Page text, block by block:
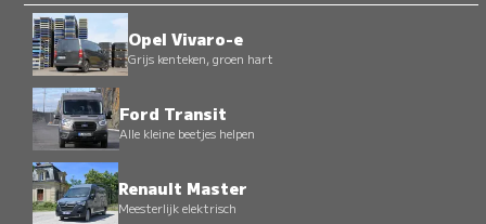
Opel Vivaro-e
Grijs kenteken, groen hart
Ford Transit
Alle kleine beetjes helpen
Renault Master
Meesterlijk elektrisch